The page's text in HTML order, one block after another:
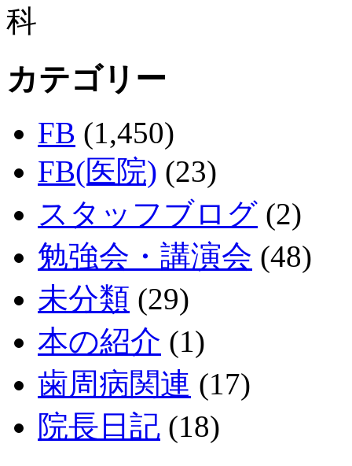
カテゴリー
FB (1,450)
FB(医院) (23)
スタッフブログ (2)
勉強会・講演会 (48)
未分類 (29)
本の紹介 (1)
歯周病関連 (17)
院長日記 (18)